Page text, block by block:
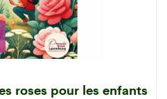
roses pour les enfants